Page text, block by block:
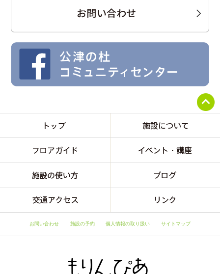
お問い合わせ 施設の予約 個人情報の取り扱い サイトマップ